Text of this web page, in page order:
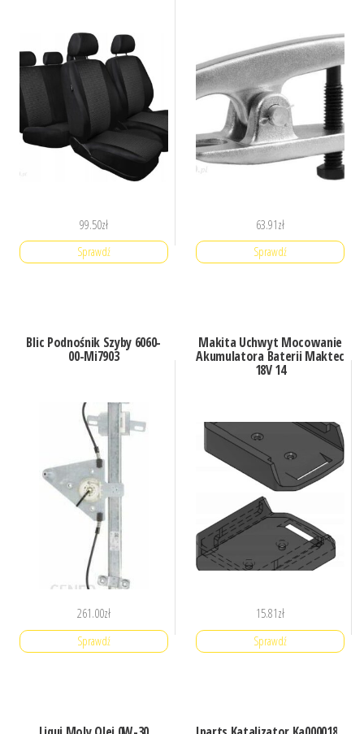
99.50zł
Sprawdź
63.91zł
Sprawdź
Blic Podnośnik Szyby 6060-
00-Mi7903
261.00zł
Sprawdź
Makita Uchwyt Mocowanie
Akumulatora Baterii Maktec
18V 14
15.81zł
Sprawdź